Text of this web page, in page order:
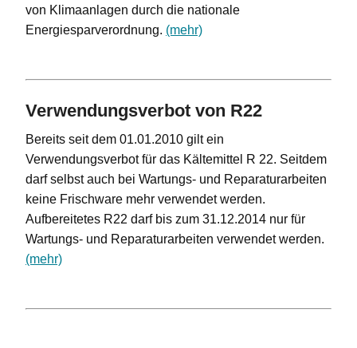
von Klimaanlagen durch die nationale
Energiesparverordnung. (mehr)
Verwendungsverbot von R22
Bereits seit dem 01.01.2010 gilt ein
Verwendungsverbot für das Kältemittel R 22. Seitdem
darf selbst auch bei Wartungs- und Reparaturarbeiten
keine Frischware mehr verwendet werden.
Aufbereitetes R22 darf bis zum 31.12.2014 nur für
Wartungs- und Reparaturarbeiten verwendet werden.
(mehr)